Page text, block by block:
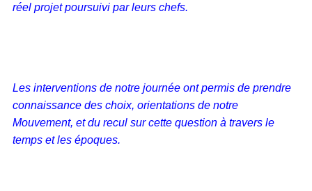
réel projet poursuivi par leurs chefs.
Les interventions de notre journée ont permis de prendre
connaissance des choix, orientations de notre
Mouvement, et du recul sur cette question à travers le
temps et les époques.